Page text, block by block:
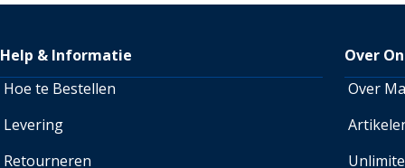
Help & Informatie
Hoe te Bestellen
Levering
Retourneren
Over
Over